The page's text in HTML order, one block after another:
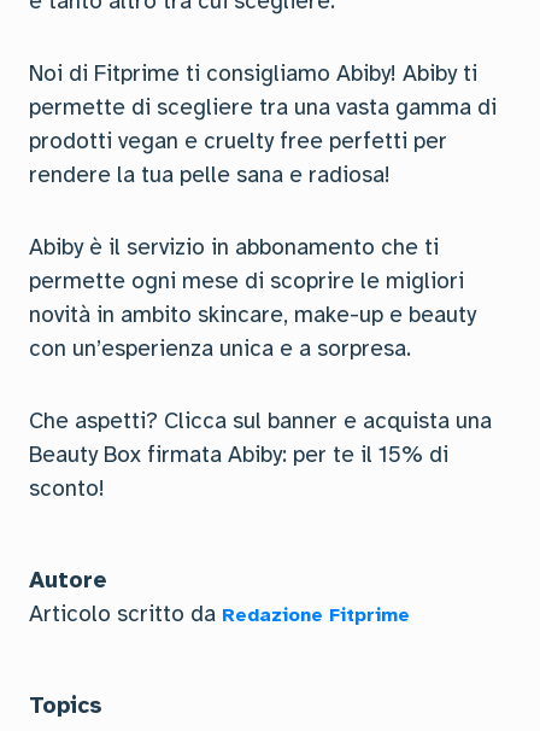
Noi di Fitprime ti consigliamo Abiby! Abiby ti
permette di scegliere tra una vasta gamma di
prodotti vegan e cruelty free perfetti per
rendere la tua pelle sana e radiosa!
Abiby è il servizio in abbonamento che ti
permette ogni mese di scoprire le migliori
novità in ambito skincare, make-up e beauty
con un’esperienza unica e a sorpresa.
Che aspetti? Clicca sul banner e acquista una
Beauty Box firmata Abiby: per te il 15% di
sconto!
Autore
Articolo scritto da Redazione Fitprime
Topics